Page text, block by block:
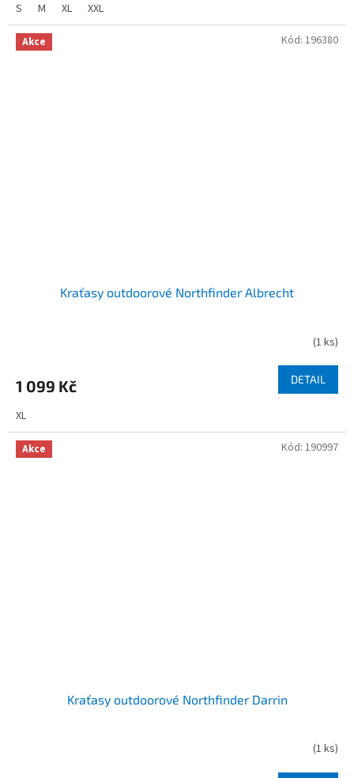
S M XL XXL
Akce
Kraťasy outdoorové Northfinder Albrecht
(1 ks)
1 099 Kč DETAIL
XL
Kód: 196380
Akce
Kraťasy outdoorové Northfinder Darrin
(1 ks)
Kód: 190997